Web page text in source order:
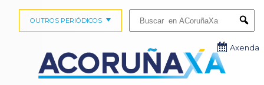
OUTROS PERIÓDICOS
Axenda